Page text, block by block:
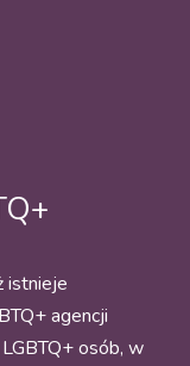
istnieje
agencji
osób, w